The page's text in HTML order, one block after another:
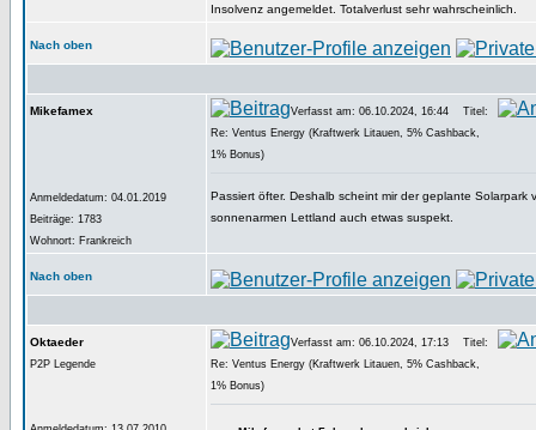
Insolvenz angemeldet. Totalverlust sehr wahrscheinlich.
Nach oben
Mikefamex
Anmeldedatum: 04.01.2019
Beiträge: 1783
Wohnort: Frankreich
Verfasst am: 06.10.2024, 16:44
Titel:
Re: Ventus Energy (Kraftwerk Litauen, 5% Cashback,
1% Bonus)
Passiert öfter. Deshalb scheint mir der geplante Solarpark
sonnenarmen Lettland auch etwas suspekt.
Nach oben
Oktaeder
P2P Legende
Verfasst am: 06.10.2024, 17:13
Titel:
Re: Ventus Energy (Kraftwerk Litauen, 5% Cashback,
1% Bonus)